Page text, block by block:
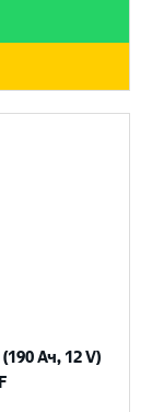
Ач, 12 V)